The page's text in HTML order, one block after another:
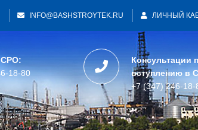
INFO@BASHSTROYTEK.RU ЛИЧНЫЙ
СРО:
18-80
Консультации
вступлению в
+7 (347) 246-18-